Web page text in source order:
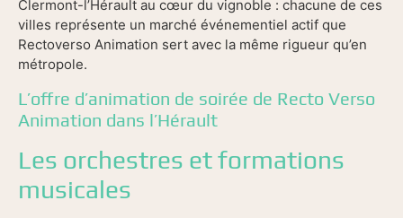
Clermont-l’Hérault au cœur du vignoble : chacune de ces
villes représente un marché événementiel actif que
Rectoverso Animation sert avec la même rigueur qu’en
métropole.
L’offre d’animation de soirée de Recto Verso
Animation dans l’Hérault
Les orchestres et formations
musicales